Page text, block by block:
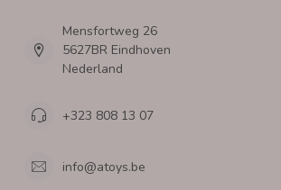
Mensfortweg 26
5627BR Eindhoven
Nederland
+323 808 13 07
info@atoys.be